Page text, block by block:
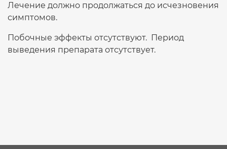
Лечение должно продолжаться до исчезновения
симптомов.
Побочные эффекты отсутствуют. Период
выведения препарата отсутствует.